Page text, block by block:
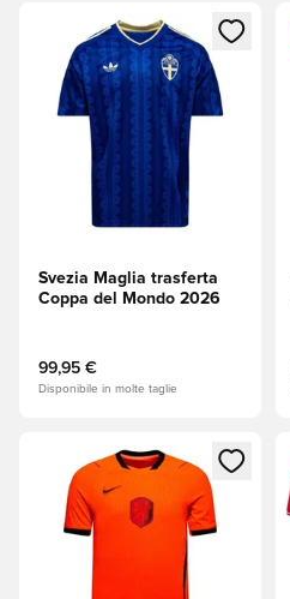
Apre una finestra modale per
Svezia Maglia trasferta
Coppa del Mondo 2026
99,95 €
Disponibile in molte taglie
Apre una finestra modale per